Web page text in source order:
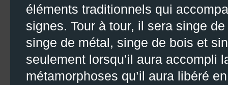
éléments traditionnels qui
signes. Tour à tour, il sera singe de
singe de métal, singe de bois et
seulement lorsqu’il aura accompli
métamorphoses qu’il aura libéré